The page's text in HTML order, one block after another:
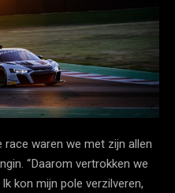
waren we met zijn allen
“Daarom vertrokken we
kon mijn pole verzilveren,